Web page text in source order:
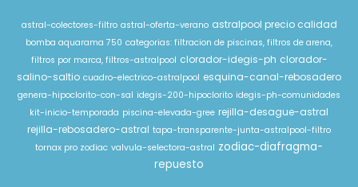
astral-colectores-filtro astral-oferta-verano astralpool precio calidad
bomba aquarama 750 categorias: filtracion de piscinas, filtros de arena,
filtros por marca, filtros-astralpool clorador-idegis-ph clorador-
salino-saltio cuadro-electrico-astralpool esquina-canal-rebosadero
genera-hipoclorito-con-sal idegis-200-hipoclorito idegis-ph-comunidades
kit-inicio-temporada piscina-elevada-gree rejilla-desague-astral
rejilla-rebosadero-astral tapa-transparente-junta-astralpool-filtro
tornax pro zodiac valvula-selectora-astral zodiac-diafragma-
repuesto